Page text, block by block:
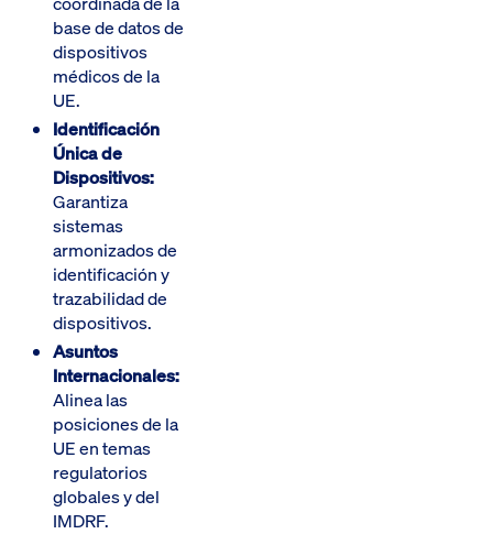
base de datos de
dispositivos
médicos de la
UE.
Identificación
Única de
Dispositivos:
Garantiza
sistemas
armonizados de
identificación y
trazabilidad de
dispositivos.
Asuntos
Internacionales:
Alinea las
posiciones de la
UE en temas
regulatorios
globales y del
IMDRF.